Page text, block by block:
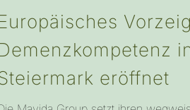
eröffnet